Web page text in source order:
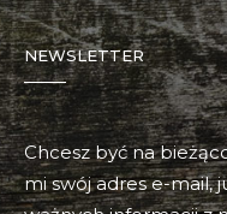
NEWSLETTER
Chcesz być na
mi swój adres e-mail,